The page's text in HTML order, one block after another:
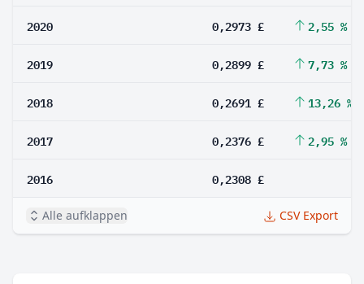
2020 0,2973 £ 2,55 %
2019 0,2899 £ 7,73 %
2018 0,2691 £ 13,26 %
2017 0,2376 £ 2,95 %
2016 0,2308 £
Alle aufklappen CSV Export